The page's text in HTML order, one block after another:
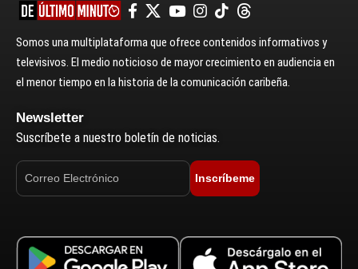
Somos una multiplataforma que ofrece contenidos informativos y
televisivos. El medio noticioso de mayor crecimiento en audiencia en
el menor tiempo en la historia de la comunicación caribeña.
Newsletter
Suscríbete a nuestro boletín de noticias.
Inscríbeme